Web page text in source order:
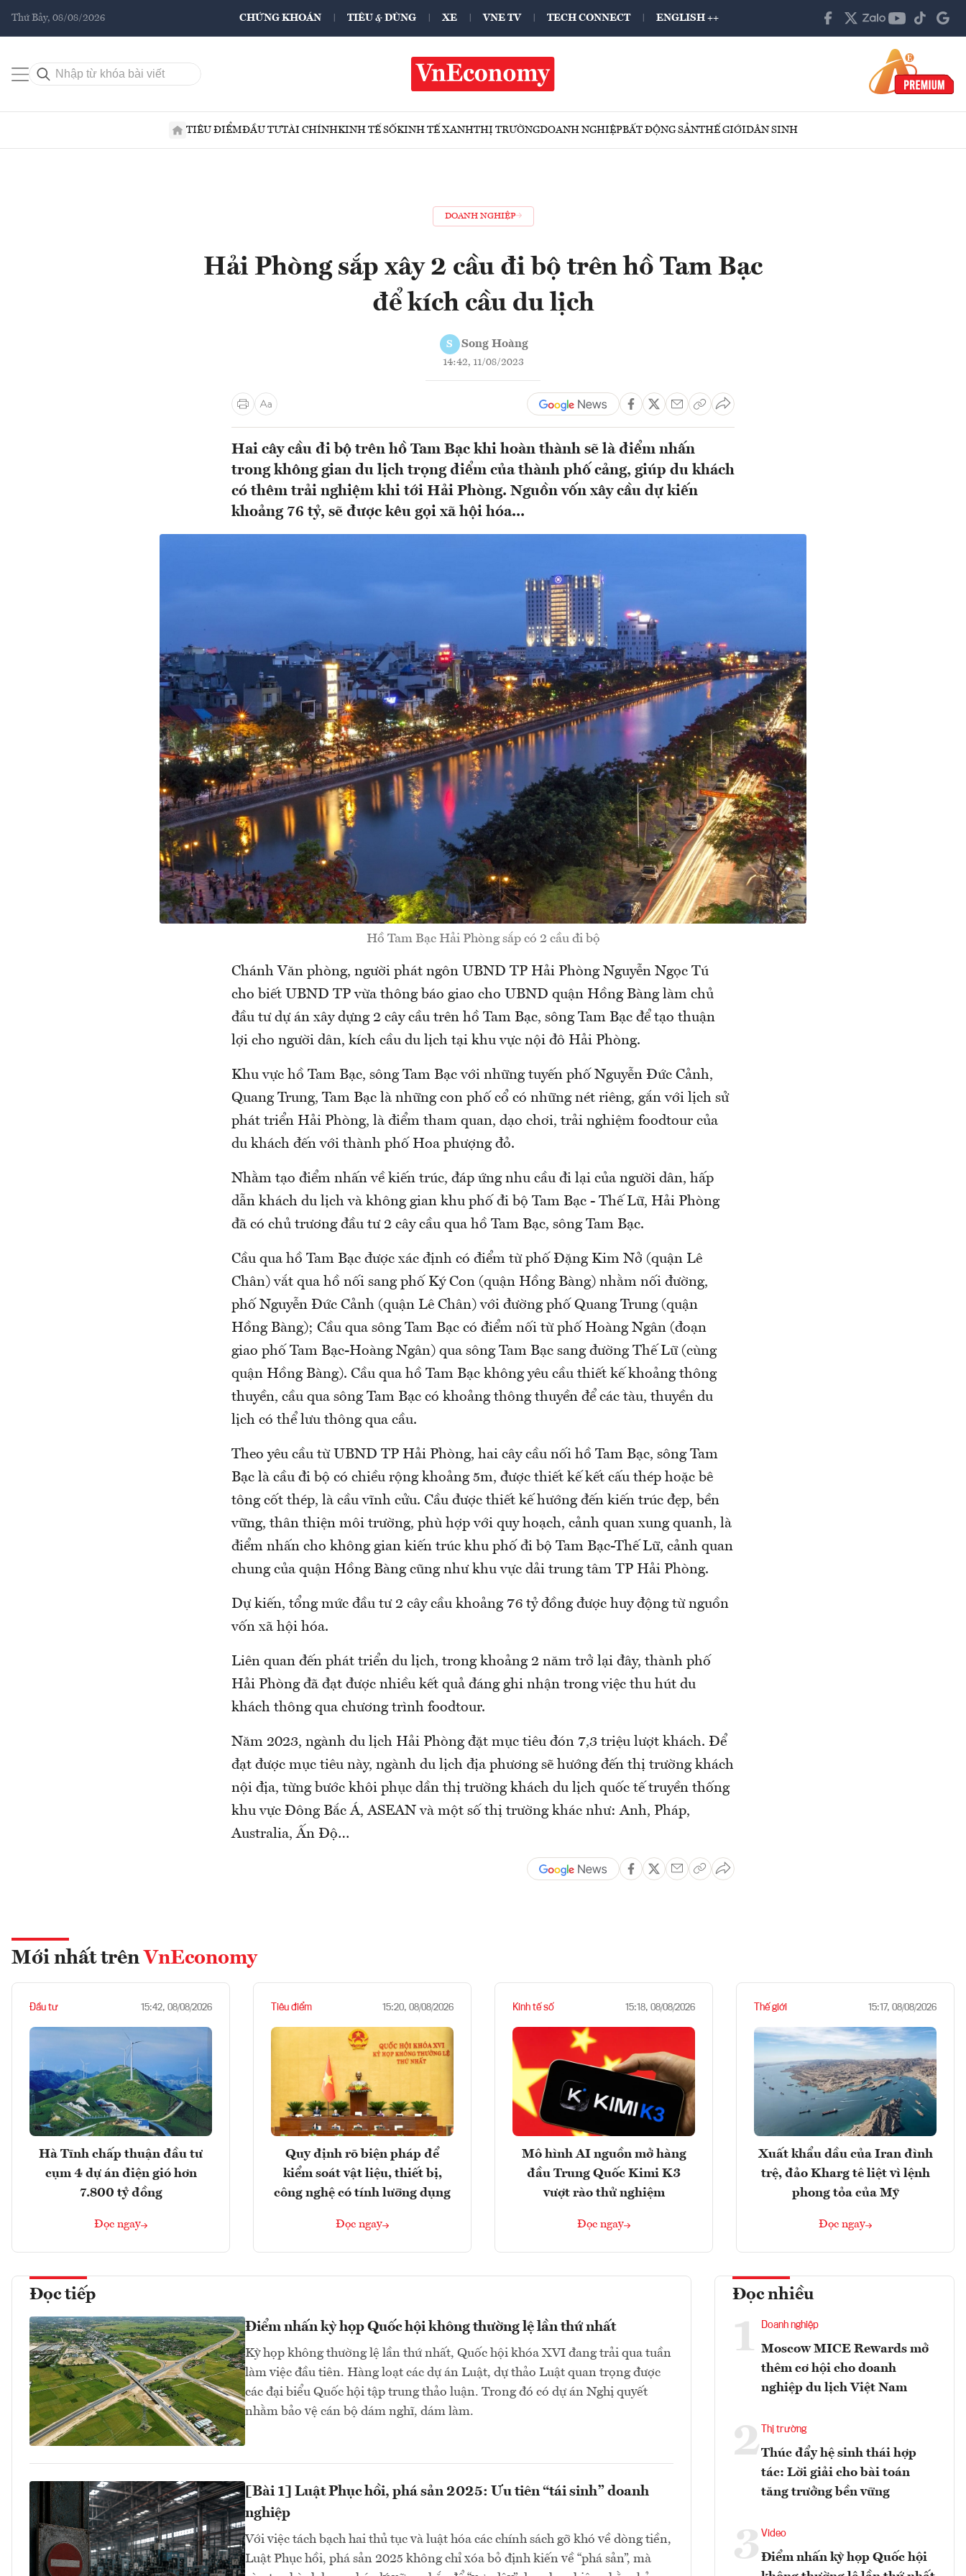
Thứ Bảy, 08/08/2026 CHỨNG KHOÁN TIÊU & DÙNG XE VNE TV TECH CONNECT ENGLISH ++
TIÊU ĐIỂMĐẦU TƯTÀI CHÍNHKINH TẾ SỐKINH TẾ XANHTHỊ TRƯỜNGDOANH NGHIỆPBẤT ĐỘNG SẢNTHẾ GIỚIDÂN SINH
DOANH NGHIỆP
Hải Phòng sắp xây 2 cầu đi bộ trên hồ Tam Bạc
để kích cầu du lịch
S Song Hoàng
14:42, 11/08/2023
Hai cây cầu đi bộ trên hồ Tam Bạc khi hoàn thành sẽ là điểm nhấn
trong không gian du lịch trọng điểm của thành phố cảng, giúp du khách
có thêm trải nghiệm khi tới Hải Phòng. Nguồn vốn xây cầu dự kiến
khoảng 76 tỷ, sẽ được kêu gọi xã hội hóa...
Hồ Tam Bạc Hải Phòng sắp có 2 cầu đi bộ
Chánh Văn phòng, người phát ngôn UBND TP Hải Phòng Nguyễn Ngọc Tú
cho biết UBND TP vừa thông báo giao cho UBND quận Hồng Bàng làm chủ
đầu tư dự án xây dựng 2 cây cầu trên hồ Tam Bạc, sông Tam Bạc để tạo thuận
lợi cho người dân, kích cầu du lịch tại khu vực nội đô Hải Phòng.
Khu vực hồ Tam Bạc, sông Tam Bạc với những tuyến phố Nguyễn Đức Cảnh,
Quang Trung, Tam Bạc là những con phố cổ có những nét riêng, gắn với lịch sử
phát triển Hải Phòng, là điểm tham quan, dạo chơi, trải nghiệm foodtour của
du khách đến với thành phố Hoa phượng đỏ.
Nhằm tạo điểm nhấn về kiến trúc, đáp ứng nhu cầu đi lại của người dân, hấp
dẫn khách du lịch và không gian khu phố đi bộ Tam Bạc - Thế Lữ, Hải Phòng
đã có chủ trương đầu tư 2 cây cầu qua hồ Tam Bạc, sông Tam Bạc.
Cầu qua hồ Tam Bạc được xác định có điểm từ phố Đặng Kim Nở (quận Lê
Chân) vắt qua hồ nối sang phố Ký Con (quận Hồng Bàng) nhằm nối đường,
phố Nguyễn Đức Cảnh (quận Lê Chân) với đường phố Quang Trung (quận
Hồng Bàng); Cầu qua sông Tam Bạc có điểm nối từ phố Hoàng Ngân (đoạn
giao phố Tam Bạc-Hoàng Ngân) qua sông Tam Bạc sang đường Thế Lữ (cùng
quận Hồng Bàng). Cầu qua hồ Tam Bạc không yêu cầu thiết kế khoảng thông
thuyền, cầu qua sông Tam Bạc có khoảng thông thuyền để các tàu, thuyền du
lịch có thể lưu thông qua cầu.
Theo yêu cầu từ UBND TP Hải Phòng, hai cây cầu nối hồ Tam Bạc, sông Tam
Bạc là cầu đi bộ có chiều rộng khoảng 5m, được thiết kế kết cấu thép hoặc bê
tông cốt thép, là cầu vĩnh cửu. Cầu được thiết kế hướng đến kiến trúc đẹp, bền
vững, thân thiện môi trường, phù hợp với quy hoạch, cảnh quan xung quanh, là
điểm nhấn cho không gian kiến trúc khu phố đi bộ Tam Bạc-Thế Lữ, cảnh quan
chung của quận Hồng Bàng cũng như khu vực dải trung tâm TP Hải Phòng.
Dự kiến, tổng mức đầu tư 2 cây cầu khoảng 76 tỷ đồng được huy động từ nguồn
vốn xã hội hóa.
Liên quan đến phát triển du lịch, trong khoảng 2 năm trở lại đây, thành phố
Hải Phòng đã đạt được nhiều kết quả đáng ghi nhận trong việc thu hút du
khách thông qua chương trình foodtour.
Năm 2023, ngành du lịch Hải Phòng đặt mục tiêu đón 7,3 triệu lượt khách. Để
đạt được mục tiêu này, ngành du lịch địa phương sẽ hướng đến thị trường khách
nội địa, từng bước khôi phục dần thị trường khách du lịch quốc tế truyền thống
khu vực Đông Bắc Á, ASEAN và một số thị trường khác như: Anh, Pháp,
Australia, Ấn Độ…
Mới nhất trên VnEconomy
Đầu tư 15:42, 08/08/2026
Hà Tĩnh chấp thuận đầu tư
cụm 4 dự án điện gió hơn
7.800 tỷ đồng
Đọc ngay
Tiêu điểm 15:20, 08/08/2026
Quy định rõ biện pháp để
kiểm soát vật liệu, thiết bị,
công nghệ có tính lưỡng dụng
Đọc ngay
Kinh tế số 15:18, 08/08/2026
Mô hình AI nguồn mở hàng
đầu Trung Quốc Kimi K3
vượt rào thử nghiệm
Đọc ngay
Thế giới 15:17, 08/08/2026
Xuất khẩu dầu của Iran đình
trệ, đảo Kharg tê liệt vì lệnh
phong tỏa của Mỹ
Đọc ngay
Đọc tiếp
Điểm nhấn kỳ họp Quốc hội không thường lệ lần thứ nhất
Kỳ họp không thường lệ lần thứ nhất, Quốc hội khóa XVI đang trải qua tuần
làm việc đầu tiên. Hàng loạt các dự án Luật, dự thảo Luật quan trọng được
các đại biểu Quốc hội tập trung thảo luận. Trong đó có dự án Nghị quyết
nhằm bảo vệ cán bộ dám nghĩ, dám làm.
[Bài 1] Luật Phục hồi, phá sản 2025: Ưu tiên “tái sinh” doanh
nghiệp
Với việc tách bạch hai thủ tục và luật hóa các chính sách gỡ khó về dòng tiền,
Luật Phục hồi, phá sản 2025 không chỉ xóa bỏ định kiến về “phá sản”, mà
Đọc nhiều
1 Doanh nghiệp
Moscow MICE Rewards mở
thêm cơ hội cho doanh
nghiệp du lịch Việt Nam
2 Thị trường
Thúc đẩy hệ sinh thái hợp
tác: Lời giải cho bài toán
tăng trưởng bền vững
3 Video
Điểm nhấn kỳ họp Quốc hội